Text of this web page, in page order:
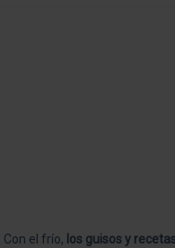
Con el frío, los guisos y